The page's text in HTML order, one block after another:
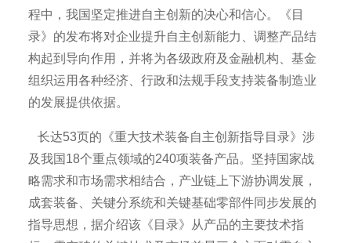
程中，我国坚定推进自主创新的决心和信心。《目
录》的发布将对企业提升自主创新能力、调整产品结
构起到导向作用，并将为各级政府及金融机构、基金
组织运用各种经济、行政和法规手段支持装备制造业
的发展提供依据。
长达53页的《重大技术装备自主创新指导目录》涉
及我国18个重点领域的240项装备产品。坚持国家战
略需求和市场需求相结合，产业链上下游协调发展，
成套装备、关键分系统和关键基础零部件同步发展的
指导思想，据介绍该《目录》从产品的主要技术指